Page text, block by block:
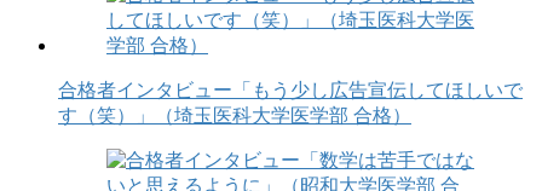
合格者インタビュー「もう少し広告宣伝してほしいで
す（笑）」（埼玉医科大学医学部 合格）